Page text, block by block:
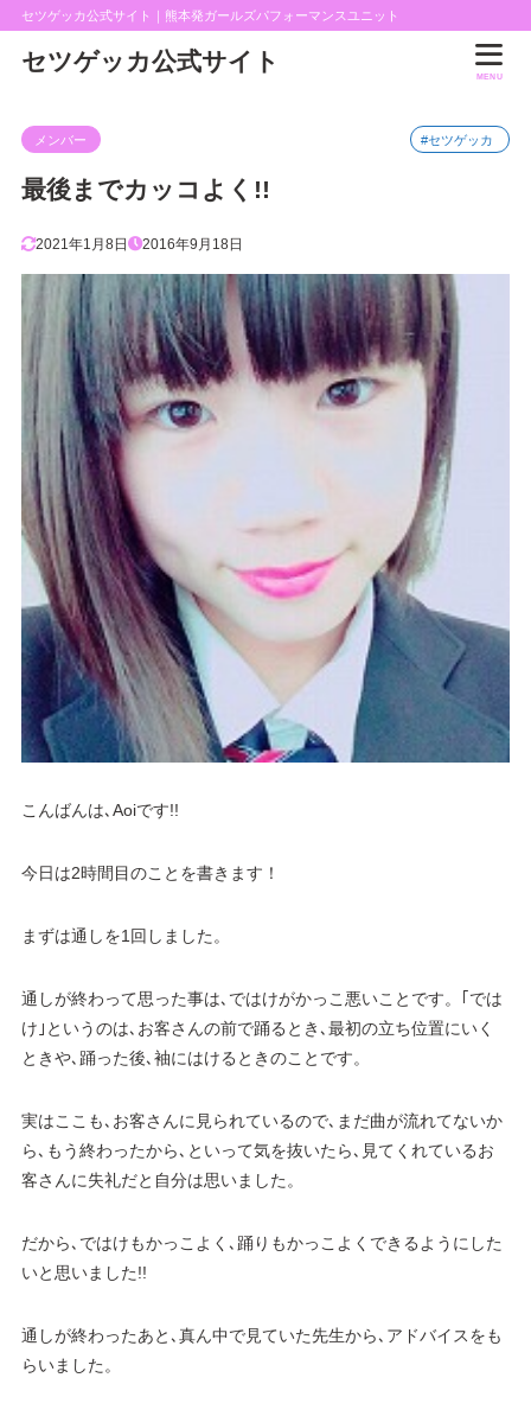
セツゲッカ公式サイト｜熊本発ガールズパフォーマンスユニット
セツゲッカ公式サイト
MENU
メンバー #セツゲッカ
最後までカッコよく!!
2021年1月8日 2016年9月18日
こんばんは､Aoiです!!
今日は2時間目のことを書きます！
まずは通しを1回しました。
通しが終わって思った事は､ではけがかっこ悪いことです。｢では
け｣というのは､お客さんの前で踊るとき､最初の立ち位置にいく
ときや､踊った後､袖にはけるときのことです。
実はここも､お客さんに見られているので､まだ曲が流れてないか
ら､もう終わったから､といって気を抜いたら､見てくれているお
客さんに失礼だと自分は思いました。
だから､ではけもかっこよく､踊りもかっこよくできるようにした
いと思いました!!
通しが終わったあと､真ん中で見ていた先生から､アドバイスをも
らいました。